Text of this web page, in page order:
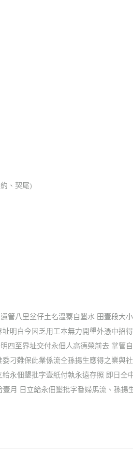
、契尾)
管八里坌仔土名溫藔自墾水 田壹段大
明白今因乏用工本無力開墾外憑中招
四至界址交付永佃人高德榮前去 掌管
刁難保此業係流仝孫揚生應得之業與
永佃墾批字壹紙付執永遠存照 即日仝
月 日立給永佃墾批字番婦馬流、孫揚